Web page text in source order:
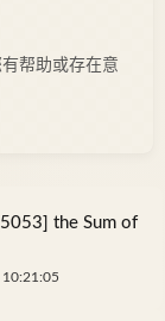
帮助或存在意
the Sum of